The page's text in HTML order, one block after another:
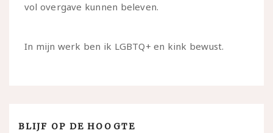
vol overgave kunnen beleven.
In mijn werk ben ik LGBTQ+ en kink bewust.
BLIJF OP DE HOOGTE